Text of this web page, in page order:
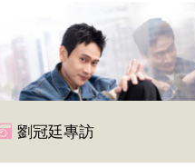
劉冠廷專訪